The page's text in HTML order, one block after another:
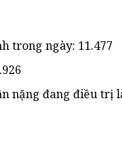
trong ngày: 11.477
nặng đang điều trị